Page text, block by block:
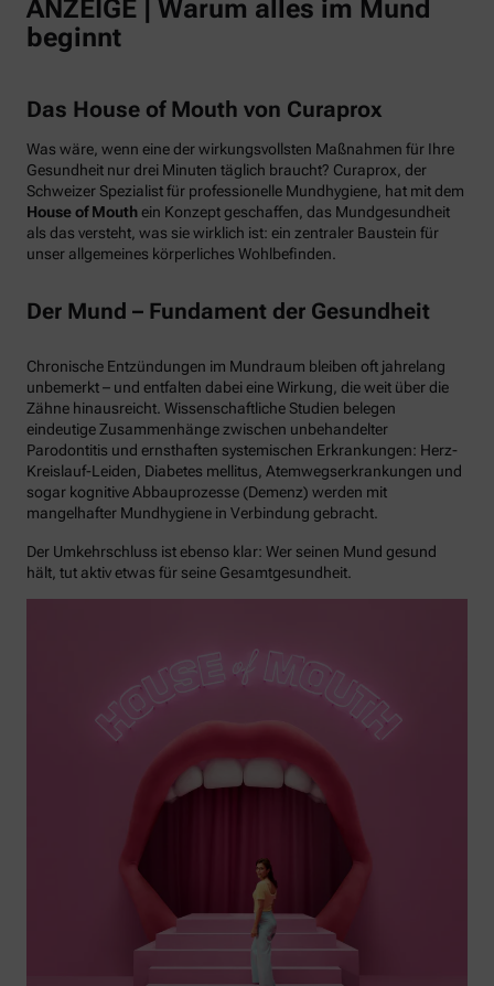
ANZEIGE | Warum alles im Mund
beginnt
Das House of Mouth von Curaprox
Was wäre, wenn eine der wirkungsvollsten Maßnahmen für Ihre
Gesundheit nur drei Minuten täglich braucht? Curaprox, der
Schweizer Spezialist für professionelle Mundhygiene, hat mit dem
House of Mouthein Konzept geschaffen, das Mundgesundheit
als das versteht, was sie wirklich ist: ein zentraler Baustein für
unser allgemeines körperliches Wohlbefinden.
Der Mund – Fundament der Gesundheit
Chronische Entzündungen im Mundraum bleiben oft jahrelang
unbemerkt – und entfalten dabei eine Wirkung, die weit über die
Zähne hinausreicht. Wissenschaftliche Studien belegen
eindeutige Zusammenhänge zwischen unbehandelter
Parodontitis und ernsthaften systemischen Erkrankungen: Herz-
Kreislauf-Leiden, Diabetes mellitus, Atemwegserkrankungen und
sogar kognitive Abbauprozesse (Demenz) werden mit
mangelhafter Mundhygiene in Verbindung gebracht.
Der Umkehrschluss ist ebenso klar: Wer seinen Mund gesund
hält, tut aktiv etwas für seine Gesamtgesundheit.